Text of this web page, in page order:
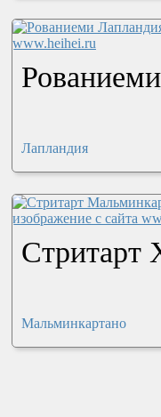
Рованиеми
Лапландия
Стритарт
Мальминкартано